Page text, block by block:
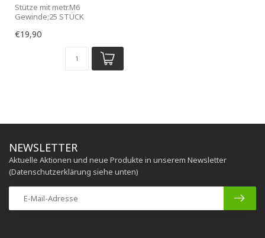
Stütze mit metr.M6
Gewinde;25 STÜCK
€19,90
NEWSLETTER
Aktuelle Aktionen und neue Produkte in unserem Newsletter
(Datenschutzerklärung siehe unten)